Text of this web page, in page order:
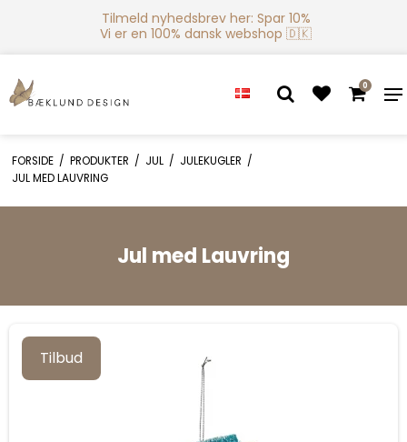
Tilmeld nyhedsbrev her: Spar 10%
Vi er en 100% dansk webshop 🇩🇰
0
FORSIDE / PRODUKTER / JUL / JULEKUGLER /
JUL MED LAUVRING
Jul med Lauvring
Tilbud